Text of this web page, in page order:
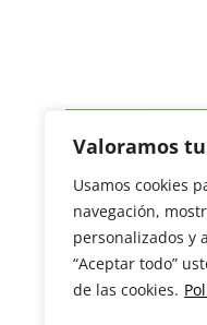
Valoramos
Usamos cookies
navegación,
personalizados y
“Aceptar todo”
de las cookies.
Revista del
C/
41013
Tel: (+34)